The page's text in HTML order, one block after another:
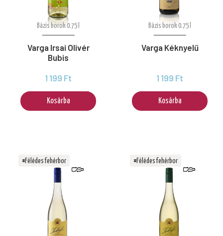
Bázis borok 0.75 l
Varga Irsai Olivér
Bubis
1 199 Ft
Kosárba
Bázis borok 0.75 l
Varga Kéknyelű
1 199 Ft
Kosárba
#Félédes fehérbor #Félédes fehérbor